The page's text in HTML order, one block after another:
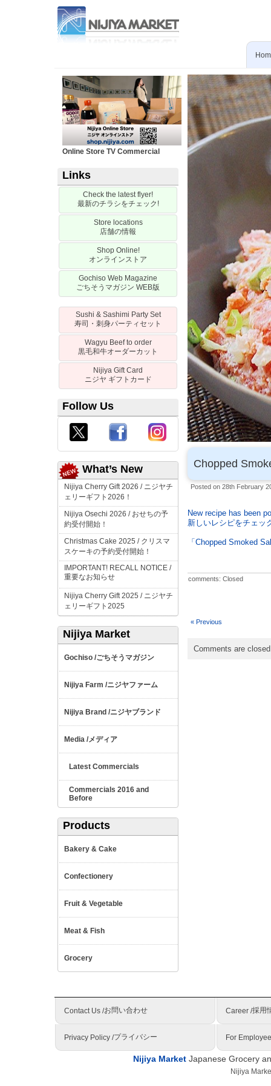
Online Store TV Commercial
Links
Check the latest flyer!
最新のチラシをチェック !
Store locations
店舗の情報
Shop Online!
オンラインストア
Gochiso Web Magazine
ごちそうマガジン WEB版
Sushi & Sashimi Party Set
寿司・刺身パーティセット
Wagyu Beef to order
黒毛和牛オーダーカット
Nijiya Gift Card
ニジヤ ギフトカード
Follow Us
What’s New
Nijiya Cherry Gift 2026 / ニジヤチ
ェリーギフト 2026！
Nijiya Osechi 2026 / おせちの予
約受付開始！
Christmas Cake 2025 / クリスマ
スケーキの予約受付開始！
IMPORTANT! RECALL NOTICE /
重要なお知らせ
Nijiya Cherry Gift 2025 / ニジヤチ
ェリーギフト 2025
Nijiya Market
Gochiso /ごちそうマガジン
Nijiya Farm /ニジヤファーム
Nijiya Brand /ニジヤブランド
Media / メディア
Latest Commercials
Commercials 2016 and
Before
Products
Bakery & Cake
Confectionery
Fruit & Vegetable
Meat & Fish
Grocery
Chopped
Posted on 28th February
New recipe has been
新しいレシピをチェッ
「Chopped Smoked
comments: Closed
« Previous
Comments are
Contact Us /お問い合わせ Career /採用
Privacy Policy /プライバシー For
Nijiya MarketJapanese Grocery
Nijiya